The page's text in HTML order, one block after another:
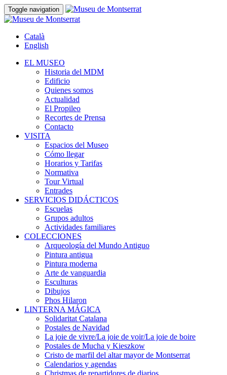
Toggle navigation
Català
English
EL MUSEO
Historia del MDM
Edificio
Quienes somos
Actualidad
El Propileo
Recortes de Prensa
Contacto
VISITA
Espacios del Museo
Cómo llegar
Horarios y Tarifas
Normativa
Tour Virtual
Entrades
SERVICIOS DIDÁCTICOS
Escuelas
Grupos adultos
Actividades familiares
COLECCIONES
Arqueología del Mundo Antiguo
Pintura antigua
Pintura moderna
Arte de vanguardia
Esculturas
Dibujos
Phos Hilaron
LINTERNA MÁGICA
Solidaritat Catalana
Postales de Navidad
La joie de vivre/La joie de voir/La joie de boire
Postales de Mucha y Kieszkow
Cristo de marfil del altar mayor de Montserrat
Calendarios y agendas
Christmas de repartidores de diarios